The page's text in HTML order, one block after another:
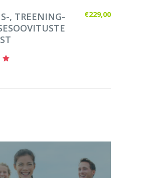
, TREENING-
€229,00